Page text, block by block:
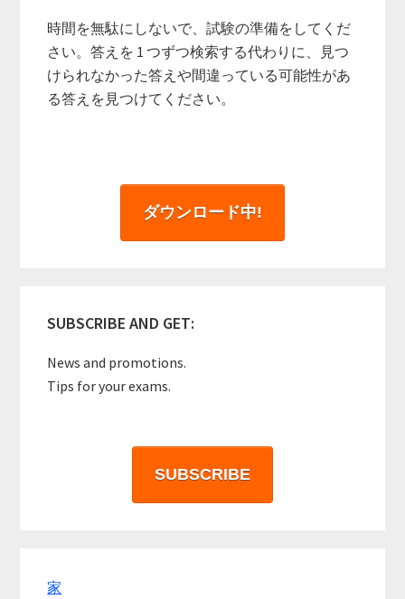
時間を無駄にしないで、試験の準備をしてくだ
さい。答えを 1 つずつ検索する代わりに、見つ
けられなかった答えや間違っている可能性があ
る答えを見つけてください。
ダウンロード中!
SUBSCRIBE AND GET:
News and promotions.
Tips for your exams.
SUBSCRIBE
家